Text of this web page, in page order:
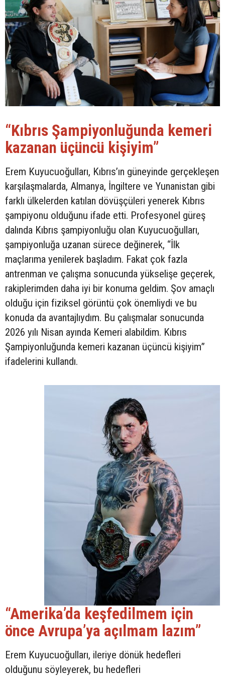
“Kıbrıs Şampiyonluğunda kemeri
kazanan üçüncü kişiyim”
Erem Kuyucuoğulları, Kıbrıs’ın güneyinde gerçekleşen
karşılaşmalarda, Almanya, İngiltere ve Yunanistan gibi
farklı ülkelerden katılan dövüşçüleri yenerek Kıbrıs
şampiyonu olduğunu ifade etti. Profesyonel güreş
dalında Kıbrıs şampiyonluğu olan Kuyucuoğulları,
şampiyonluğa uzanan sürece değinerek, “İlk
maçlarıma yenilerek başladım. Fakat çok fazla
antrenman ve çalışma sonucunda yükselişe geçerek,
rakiplerimden daha iyi bir konuma geldim. Şov amaçlı
olduğu için fiziksel görüntü çok önemliydi ve bu
konuda da avantajlıydım. Bu çalışmalar sonucunda
2026 yılı Nisan ayında Kemeri alabildim. Kıbrıs
Şampiyonluğunda kemeri kazanan üçüncü kişiyim”
ifadelerini kullandı.
“Amerika’da keşfedilmem için
önce Avrupa’ya açılmam lazım”
Erem Kuyucuoğulları, ileriye dönük hedefleri
olduğunu söyleyerek, bu hedefleri